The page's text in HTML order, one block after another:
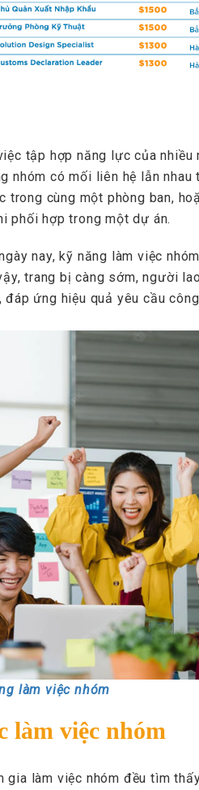
tập hợp năng lực của nhiều
nhóm có mối liên hệ lẫn nhau
trong cùng một phòng ban,
phối hợp trong một dự án.
nay, kỹ năng làm việc
trang bị càng sớm, người
ứng hiệu quả yêu cầu
làm việc nhóm
làm việc nhóm
gia làm việc nhóm đều tìm
HRchannels
Project
Phiên